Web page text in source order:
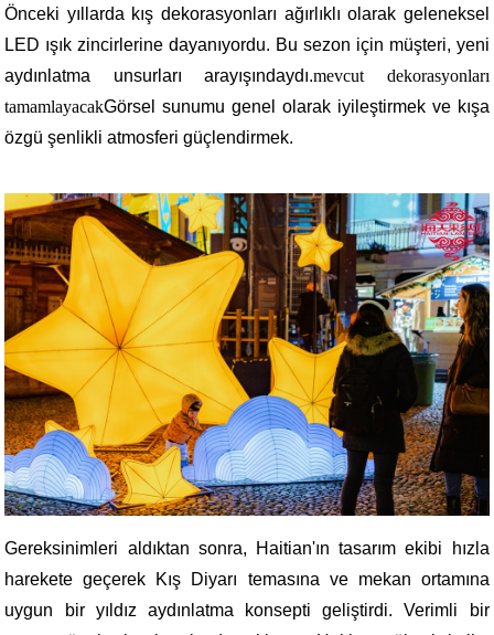
Önceki yıllarda kış dekorasyonları ağırlıklı olarak geleneksel
LED ışık zincirlerine dayanıyordu. Bu sezon için müşteri, yeni
aydınlatma unsurları arayışındaydı.mevcut dekorasyonları
tamamlayacakGörsel sunumu genel olarak iyileştirmek ve kışa
özgü şenlikli atmosferi güçlendirmek.
Gereksinimleri aldıktan sonra, Haitian'ın tasarım ekibi hızla
harekete geçerek Kış Diyarı temasına ve mekan ortamına
uygun bir yıldız aydınlatma konsepti geliştirdi. Verimli bir